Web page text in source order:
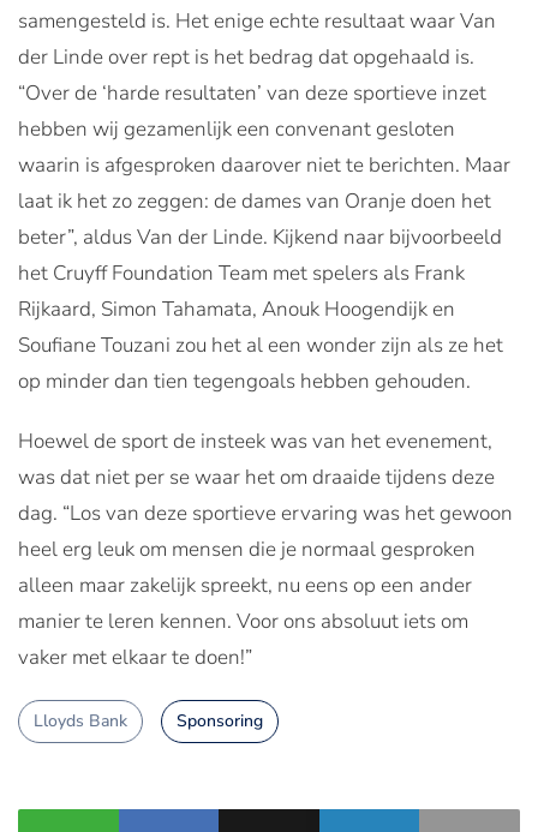
samengesteld is. Het enige echte resultaat waar Van
der Linde over rept is het bedrag dat opgehaald is.
“Over de ‘harde resultaten’ van deze sportieve inzet
hebben wij gezamenlijk een convenant gesloten
waarin is afgesproken daarover niet te berichten. Maar
laat ik het zo zeggen: de dames van Oranje doen het
beter”, aldus Van der Linde. Kijkend naar bijvoorbeeld
het Cruyff Foundation Team met spelers als Frank
Rijkaard, Simon Tahamata, Anouk Hoogendijk en
Soufiane Touzani zou het al een wonder zijn als ze het
op minder dan tien tegengoals hebben gehouden.
Hoewel de sport de insteek was van het evenement,
was dat niet per se waar het om draaide tijdens deze
dag. “Los van deze sportieve ervaring was het gewoon
heel erg leuk om mensen die je normaal gesproken
alleen maar zakelijk spreekt, nu eens op een ander
manier te leren kennen. Voor ons absoluut iets om
vaker met elkaar te doen!”
Lloyds Bank Sponsoring